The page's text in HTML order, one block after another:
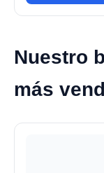
Nuestro
más